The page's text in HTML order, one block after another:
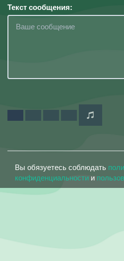
Текст сообщения:
Вы обязуетесь соблюдать
конфиденциальности и